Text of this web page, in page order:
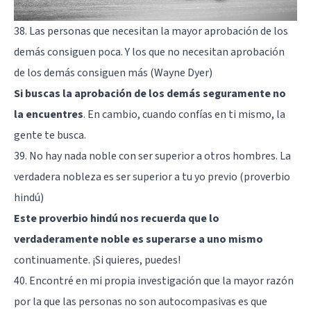
38. Las personas que necesitan la mayor aprobación de los
demás consiguen poca. Y los que no necesitan aprobación
de los demás consiguen más (Wayne Dyer)
Si buscas la aprobación de los demás seguramente no
la encuentres. En cambio, cuando confías en ti mismo, la
gente te busca.
39. No hay nada noble con ser superior a otros hombres. La
verdadera nobleza es ser superior a tu yo previo (proverbio
hindú)
Este proverbio hindú nos recuerda que lo
verdaderamente noble es superarse a uno mismo
continuamente. ¡Si quieres, puedes!
40. Encontré en mi propia investigación que la mayor razón
por la que las personas no son autocompasivas es que